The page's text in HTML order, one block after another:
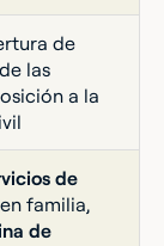
de
las
a la
de
familia,
de